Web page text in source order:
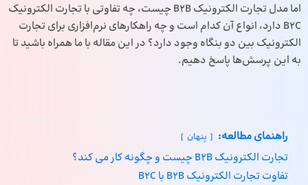
اما مدل تجارت الکترونیک B2B چیست، چه تفاوتی با تجارت الکترونیک
B2C دارد، انواع آن کدام است و چه راهکارهای نرم‌افزاری برای تجارت
الکترونیک بین دو بنگاه وجود دارد؟ در این مقاله با ما همراه باشید تا
به این پرسش‌ها پاسخ دهیم.
راهنمای مطالعه: پنهان
تجارت الکترونیک B2B چیست و چگونه کار می‌ کند؟
تفاوت تجارت الکترونیک B2B با B2C